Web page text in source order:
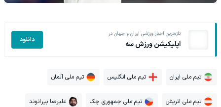
تازه‌ترین اخبار ورزشی ایران و جهان در
اپلیکیشن ورزش سه دانلود
تیم ملی ایران تیم ملی انگلیس تیم ملی آلمان
تیم ملی اتریش تیم ملی جمهوری چک علیرضا بیرانوند